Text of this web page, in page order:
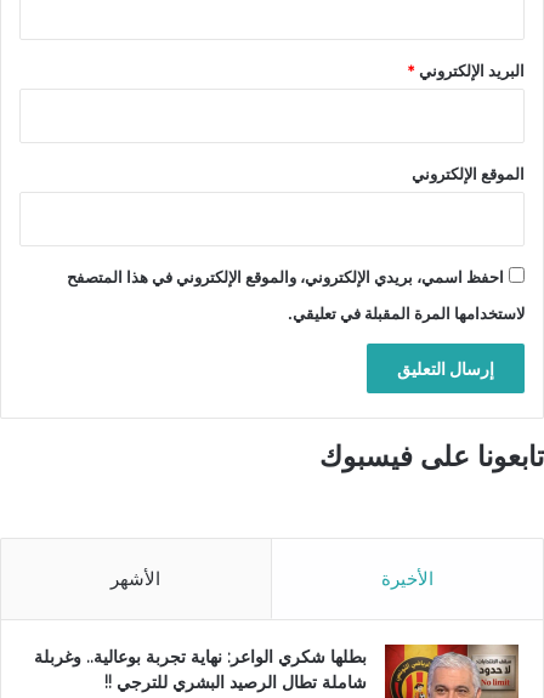
البريد الإلكتروني*
الموقع الإلكتروني
احفظ اسمي، بريدي الإلكتروني، والموقع الإلكتروني في هذا المتصفح
لاستخدامها المرة المقبلة في تعليقي.
تابعونا على فيسبوك
الأخيرة الأشهر
بطلها شكري الواعر: نهاية تجربة بوعالية.. وغربلة
شاملة تطال الرصيد البشري للترجي !!